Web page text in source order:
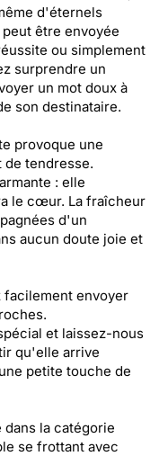
d'éternels
être envoyée
ou simplement
surprendre un
un mot doux à
son destinataire.
provoque une
tendresse.
: elle
le cœur. La fraîcheur
d'un
aucun doute joie et
facilement envoyer
et laissez-nous
qu'elle arrive
petite touche de
dans la catégorie
se frottant avec